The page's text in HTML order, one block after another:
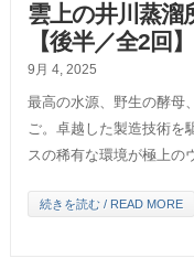
雲上の井川蒸溜
【後半／全2回】
9月 4, 2025
最高の水源、野生の酵母
ご。卓越した製造技術を
スの稀有な環境が極上の
続きを読む / READ MORE